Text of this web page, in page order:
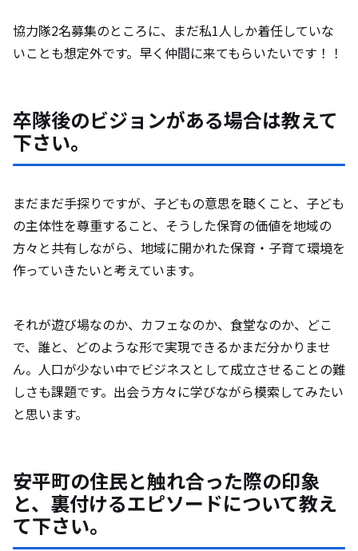
協力隊2名募集のところに、まだ私1人しか着任していな
いことも想定外です。早く仲間に来てもらいたいです！！
卒隊後のビジョンがある場合は教えて
下さい。
まだまだ手探りですが、子どもの意思を聴くこと、子ども
の主体性を尊重すること、そうした保育の価値を地域の
方々と共有しながら、地域に開かれた保育・子育て環境を
作っていきたいと考えています。
それが遊び場なのか、カフェなのか、食堂なのか、どこ
で、誰と、どのような形で実現できるかまだ分かりませ
ん。人口が少ない中でビジネスとして成立させることの難
しさも課題です。出会う方々に学びながら模索してみたい
と思います。
安平町の住民と触れ合った際の印象
と、裏付けるエピソードについて教え
て下さい。